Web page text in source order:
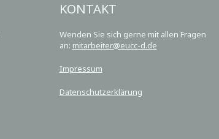
KONTAKT
Wenden Sie sich gerne mit allen Fragen
an: mitarbeiter@eucc-d.de
Impressum
Datenschutzerklärung